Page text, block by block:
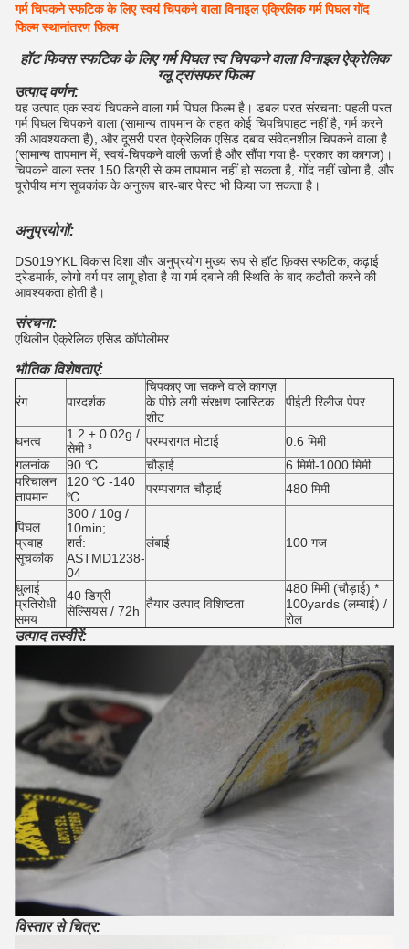
गर्म चिपकने स्फटिक के लिए स्वयं चिपकने वाला विनाइल एक्रिलिक गर्म पिघल गोंद
फिल्म स्थानांतरण फिल्म
हॉट फिक्स स्फटिक के लिए गर्म पिघल स्व चिपकने वाला विनाइल ऐक्रेलिक
ग्लू ट्रांसफर फिल्म
उत्पाद वर्णन:
यह उत्पाद एक स्वयं चिपकने वाला गर्म पिघल फिल्म है। डबल परत संरचना: पहली परत
गर्म पिघल चिपकने वाला (सामान्य तापमान के तहत कोई चिपचिपाहट नहीं है, गर्म करने
की आवश्यकता है), और दूसरी परत ऐक्रेलिक एसिड दबाव संवेदनशील चिपकने वाला है
(सामान्य तापमान में, स्वयं-चिपकने वाली ऊर्जा है और सौंपा गया है- प्रकार का कागज)।
चिपकने वाला स्तर 150 डिग्री से कम तापमान नहीं हो सकता है, गोंद नहीं खोना है, और
यूरोपीय मांग सूचकांक के अनुरूप बार-बार पेस्ट भी किया जा सकता है।
अनुप्रयोगों:
DS019YKL विकास दिशा और अनुप्रयोग मुख्य रूप से हॉट फ़िक्स स्फटिक, कढ़ाई
ट्रेडमार्क, लोगो वर्ग पर लागू होता है या गर्म दबाने की स्थिति के बाद कटौती करने की
आवश्यकता होती है।
संरचना:
एथिलीन ऐक्रेलिक एसिड कॉपोलीमर
भौतिक विशेषताएं:
रंग पारदर्शक
चिपकाए जा सकने वाले कागज़
के पीछे लगी संरक्षण प्लास्टिक
शीट
पीईटी रिलीज पेपर
घनत्व
1.2 ± 0.02g /
सेमी ³
परम्परागत मोटाई
0.6 मिमी
गलनांक
90 ℃ चौड़ाई
6 मिमी-1000 मिमी
परिचालन
तापमान
120 ℃ -140
℃
परम्परागत चौड़ाई 480 मिमी
पिघल
प्रवाह
सूचकांक
300 / 10g /
10min;
शर्त:
ASTMD1238-
04
लंबाई 100 गज
धुलाई
प्रतिरोधी
समय
40 डिग्री
सेल्सियस / 72h तैयार उत्पाद विशिष्टता
480 मिमी (चौड़ाई) *
100yards (लम्बाई) /
रोल
उत्पाद तस्वीरें:
विस्तार से चित्र: